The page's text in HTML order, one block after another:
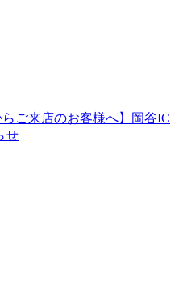
らご来店のお客様へ】岡谷IC
せ